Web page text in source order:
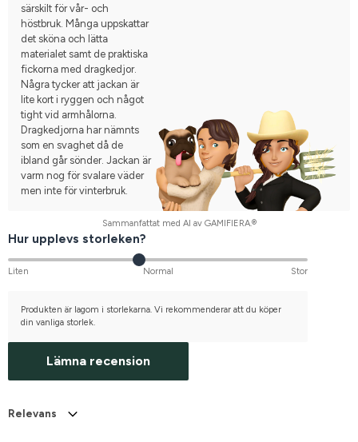
särskilt för vår- och
höstbruk. Många uppskattar
det sköna och lätta
materialet samt de praktiska
fickorna med dragkedjor.
Några tycker att jackan är
lite kort i ryggen och något
tight vid armhålorna.
Dragkedjorna har nämnts
som en svaghet då de
ibland går sönder. Jackan är
varm nog för svalare väder
men inte för vinterbruk.
Sammanfattat med AI av GAMIFIERA.®
Hur upplevs storleken?
Liten Normal Stor
Produkten är lagom i storlekarna. Vi rekommenderar att du köper
din vanliga storlek.
Lämna recension
Relevans